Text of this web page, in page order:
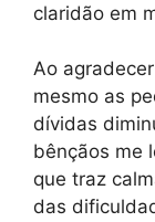
claridão em
Ao
mesmo as
dívidas
bênçãos me
que traz
das